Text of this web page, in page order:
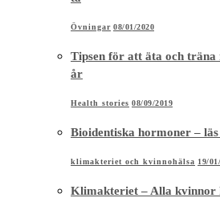
Övningar 08/01/2020
Tipsen för att äta och
år
Health stories 08/09/2019
Bioidentiska hormoner –
klimakteriet och kvinnohälsa 19/
Klimakteriet – Alla